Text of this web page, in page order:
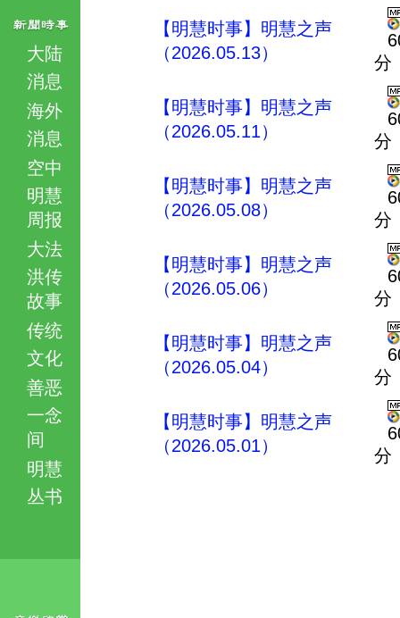
大陆
消息
海外
消息
空中
明慧
周报
大法
洪传
故事
传统
文化
善恶
一念
间
明慧
丛书
【明慧时事】明慧之声
（2026.05.13）
分
【明慧时事】明慧之声
（2026.05.11）
分
【明慧时事】明慧之声
（2026.05.08）
分
【明慧时事】明慧之声
（2026.05.06）
分
【明慧时事】明慧之声
（2026.05.04）
分
【明慧时事】明慧之声
（2026.05.01）
分